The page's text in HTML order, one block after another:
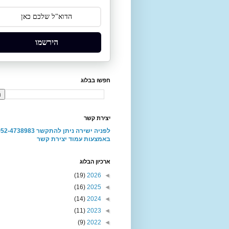
הירשמו
חפשו בבלוג
יצירת קשר
באמצעות עמוד יצירת קשר
ארכיון הבלוג
◄
2026
(19)
◄
2025
(16)
◄
2024
(14)
◄
2023
(11)
◄
2022
(9)